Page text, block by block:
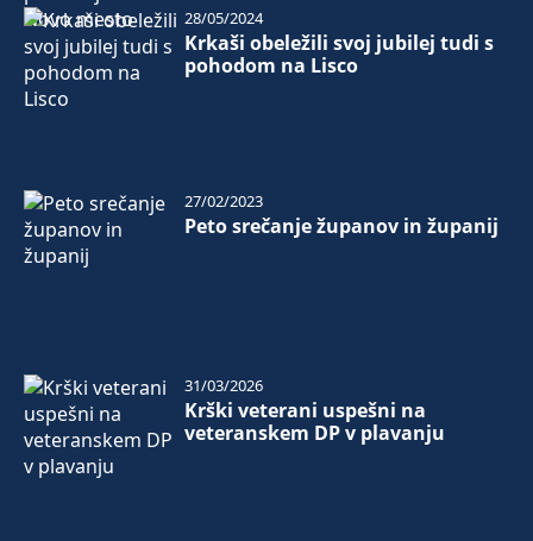
Krkaši obeležili svoj jubilej tudi s
pohodom na Lisco
28/05/2024
Peto srečanje županov in županij
27/02/2023
Krški veterani uspešni na
veteranskem DP v plavanju
31/03/2026